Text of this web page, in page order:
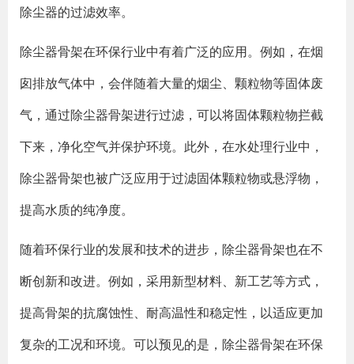
除尘器的过滤效率。
除尘器骨架在环保行业中有着广泛的应用。例如，在烟
囱排放气体中，会伴随着大量的烟尘、颗粒物等固体废
气，通过除尘器骨架进行过滤，可以将固体颗粒物拦截
下来，净化空气并保护环境。此外，在水处理行业中，
除尘器骨架也被广泛应用于过滤固体颗粒物或悬浮物，
提高水质的纯净度。
随着环保行业的发展和技术的进步，除尘器骨架也在不
断创新和改进。例如，采用新型材料、新工艺等方式，
提高骨架的抗腐蚀性、耐高温性和稳定性，以适应更加
复杂的工况和环境。可以预见的是，除尘器骨架在环保